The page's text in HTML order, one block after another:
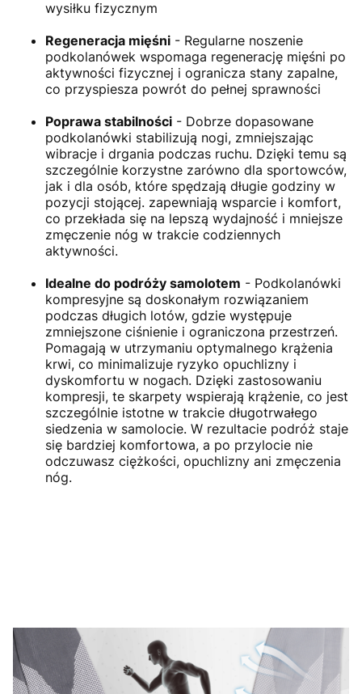
wysiłku fizycznym
Regeneracja mięśni - Regularne noszenie
podkolanówek wspomaga regenerację mięśni po
aktywności fizycznej i ogranicza stany zapalne,
co przyspiesza powrót do pełnej sprawności
Poprawa stabilności - Dobrze dopasowane
podkolanówki stabilizują nogi, zmniejszając
wibracje i drgania podczas ruchu. Dzięki temu są
szczególnie korzystne zarówno dla sportowców,
jak i dla osób, które spędzają długie godziny w
pozycji stojącej. zapewniają wsparcie i komfort,
co przekłada się na lepszą wydajność i mniejsze
zmęczenie nóg w trakcie codziennych
aktywności.
Idealne do podróży samolotem - Podkolanówki
kompresyjne są doskonałym rozwiązaniem
podczas długich lotów, gdzie występuje
zmniejszone ciśnienie i ograniczona przestrzeń.
Pomagają w utrzymaniu optymalnego krążenia
krwi, co minimalizuje ryzyko opuchlizny i
dyskomfortu w nogach. Dzięki zastosowaniu
kompresji, te skarpety wspierają krążenie, co jest
szczególnie istotne w trakcie długotrwałego
siedzenia w samolocie. W rezultacie podróż staje
się bardziej komfortowa, a po przylocie nie
odczuwasz ciężkości, opuchlizny ani zmęczenia
nóg.